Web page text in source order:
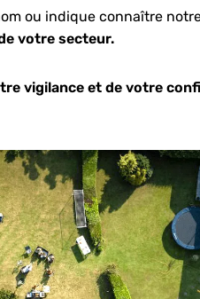
ou indique connaître
votre secteur.
vigilance et de votre
nous permettent d'estimer